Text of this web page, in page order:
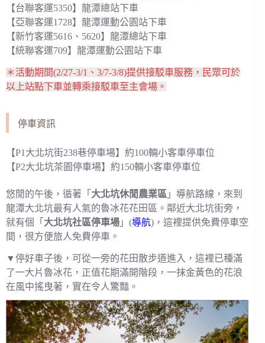
【台聯客運5350】龍潭總站下車
【亞聯客運1728】龍潭運動公園站下車
【新竹客運5616、5620】龍潭總站下車
【統聯客運709】龍潭運動公園站下車
＊活動期間(2/27-3/1、3/7-3/8)提供接駁車服務，民眾可於
以上站點下車並轉乘接駁車至主會場。
停車資訊
【P1大北坑街238巷停車場】約100輛小客車停車位
【P2大北坑茶園停車場】約150輛小客車停車位
悠閒的午後，循著「 大北坑休閒農業區 」導航路線，來到
龍潭大北坑最有人氣的魯冰花花田區。鄰近大北坑街旁，
就有個「 大北坑社區停車場 」(導航)，這裡提供免費停車空
間，很方便旅人免費停車。
▼停好車子後，可從一旁的花田散步道進入，這裡已種滿
了一大片魯冰花，正值花期滿開階段，一抹金黃色的花浪
在風中搖曳著，實在令人驚豔。